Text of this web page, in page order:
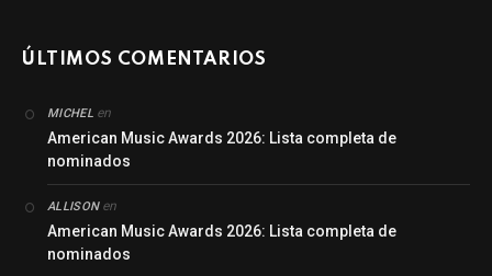
ÚLTIMOS COMENTARIOS
MICHEL en
American Music Awards 2026: Lista completa de
nominados
ALLISONen
American Music Awards 2026: Lista completa de
nominados